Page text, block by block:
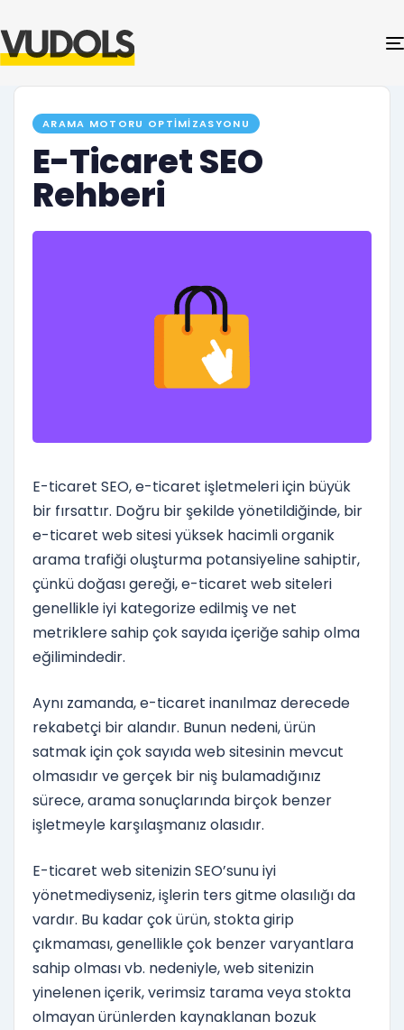
PUBLISHED
ARAMA MOTORU OPTIMIZASYONU
E-Ticaret SEO
Rehberi
E-ticaret SEO, e-ticaret işletmeleri için büyük
bir fırsattır. Doğru bir şekilde yönetildiğinde, bir
e-ticaret web sitesi yüksek hacimli organik
arama trafiği oluşturma potansiyeline sahiptir,
çünkü doğası gereği, e-ticaret web siteleri
genellikle iyi kategorize edilmiş ve net
metriklere sahip çok sayıda içeriğe sahip olma
eğilimindedir.
Aynı zamanda, e-ticaret inanılmaz derecede
rekabetçi bir alandır. Bunun nedeni, ürün
satmak için çok sayıda web sitesinin mevcut
olmasıdır ve gerçek bir niş bulamadığınız
sürece, arama sonuçlarında birçok benzer
işletmeyle karşılaşmanız olasıdır.
E-ticaret web sitenizin SEO’sunu iyi
yönetmediyseniz, işlerin ters gitme olasılığı da
vardır. Bu kadar çok ürün, stokta girip
çıkmaması, genellikle çok benzer varyantlara
sahip olması vb. nedeniyle, web sitenizin
yinelenen içerik, verimsiz tarama veya stokta
olmayan ürünlerden kaynaklanan bozuk